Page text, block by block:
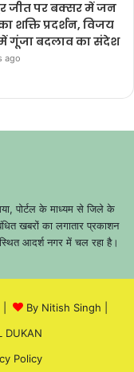
जीत पर बक्सर में जन
शक्ति प्रदर्शन, विजय
गूंजा बदलाव का संदेश
ago
पोर्टल के माध्यम से जिले के
खबरों का लगातार प्रकाशन
आदर्श नगर में चल रहा है।
| By Nitish Singh
DUKAN
Policy